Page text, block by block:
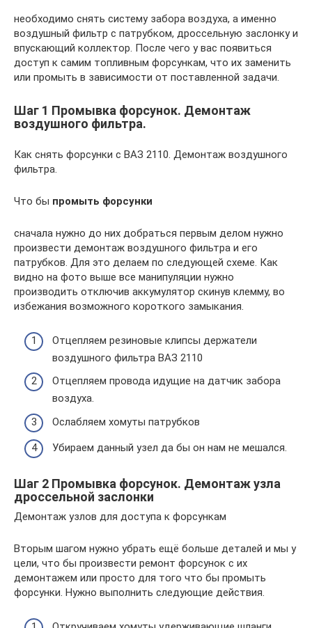
необходимо снять систему забора воздуха, а именно
воздушный фильтр с патрубком, дроссельную заслонку и
впускающий коллектор. После чего у вас появиться
доступ к самим топливным форсункам, что их заменить
или промыть в зависимости от поставленной задачи.
Шаг 1 Промывка форсунок. Демонтаж
воздушного фильтра.
Как снять форсунки с ВАЗ 2110. Демонтаж воздушного
фильтра.
Что бы промыть форсунки
сначала нужно до них добраться первым делом нужно
произвести демонтаж воздушного фильтра и его
патрубков. Для это делаем по следующей схеме. Как
видно на фото выше все манипуляции нужно
производить отключив аккумулятор скинув клемму, во
избежания возможного короткого замыкания.
Отцепляем резиновые клипсы держатели
воздушного фильтра ВАЗ 2110
Отцепляем провода идущие на датчик забора
воздуха.
Ослабляем хомуты патрубков
Убираем данный узел да бы он нам не мешался.
Шаг 2 Промывка форсунок. Демонтаж узла
дроссельной заслонки
Демонтаж узлов для доступа к форсункам
Вторым шагом нужно убрать ещё больше деталей и мы у
цели, что бы произвести ремонт форсунок с их
демонтажем или просто для того что бы промыть
форсунки. Нужно выполнить следующие действия.